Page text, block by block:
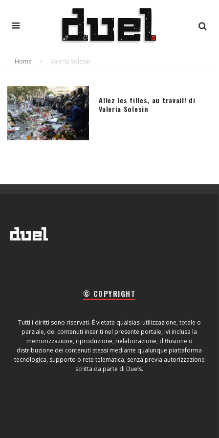
Home Valeria Solesin
Allez les filles, au travail! di
Valeria Solesin
© COPYRIGHT
Tutti i diritti sono riservati. È vietata qualsiasi utilizzazione, totale o
parziale, dei contenuti inseriti nel presente portale, ivi inclusa la
memorizzazione, riproduzione, rielaborazione, diffusione o
distribuzione dei contenuti stessi mediante qualunque piattaforma
tecnologica, supporto o rete telematica, senza previa autorizzazione
scritta da parte di Duels.